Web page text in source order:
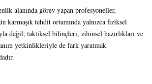
alanında görev yapan profesyoneller,
karmaşık tehdit ortamında yalnızca fiziksel
değil; taktiksel bilinçleri, zihinsel hazırlıkları ve
yetkinlikleriyle de fark yaratmak